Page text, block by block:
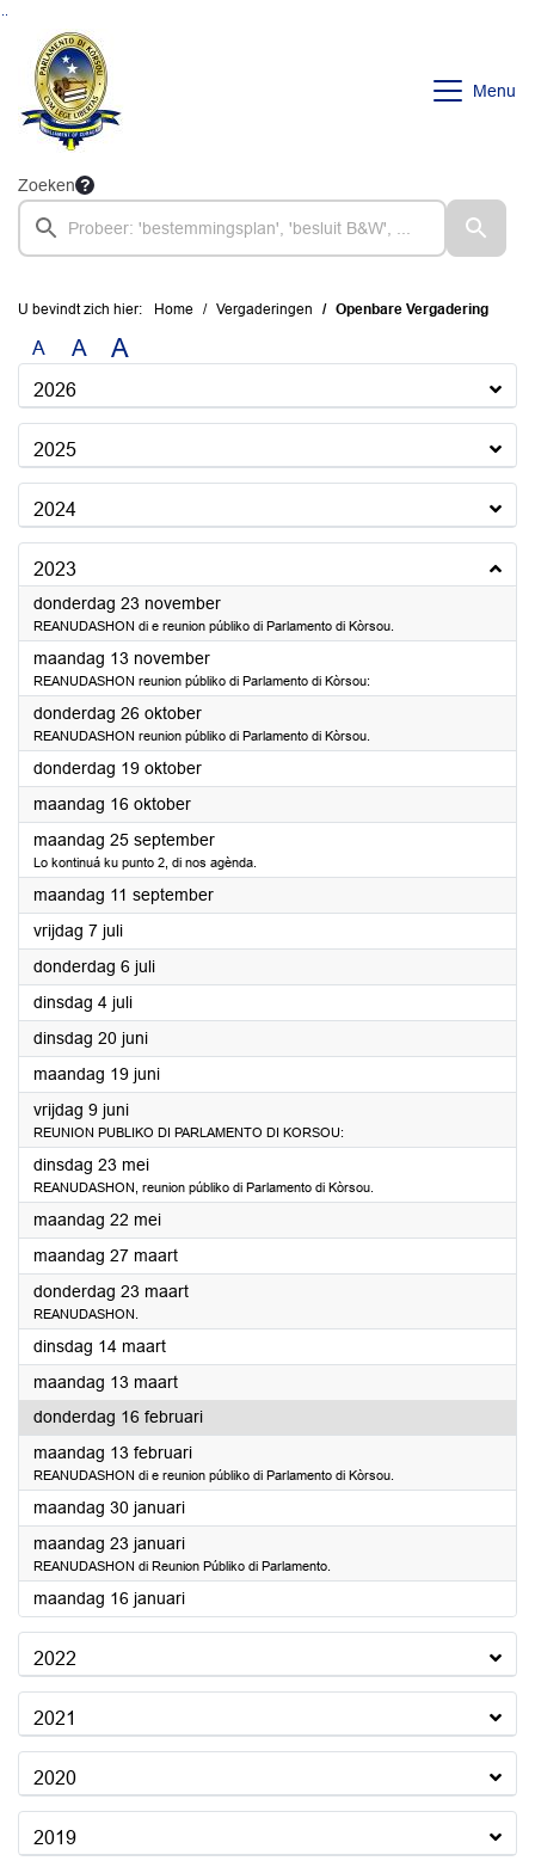
Ga naar de inhoud van deze pagina
Ga naar het zoeken
Ga naar het menu
Menu
Zoeken
U bevindt zich hier: Home Vergaderingen Openbare Vergadering
A A A
2026
2025
2024
2023
donderdag 23 november2023
REANUDASHON di e reunion públiko di Parlamento di Kòrsou.
maandag 13 november2023
REANUDASHON reunion públiko di Parlamento di Kòrsou:
donderdag 26 oktober2023
REANUDASHON reunion públiko di Parlamento di Kòrsou.
donderdag 19 oktober2023
maandag 16 oktober2023
maandag 25 september2023
Lo kontinuá ku punto 2, di nos agènda.
maandag 11 september2023
vrijdag 7 juli2023
donderdag 6 juli2023
dinsdag 4 juli2023
dinsdag 20 juni2023
maandag 19 juni2023
vrijdag 9 juni2023
REUNION PUBLIKO DI PARLAMENTO DI KORSOU:
dinsdag 23 mei2023
REANUDASHON, reunion públiko di Parlamento di Kòrsou.
maandag 22 mei2023
maandag 27 maart2023
donderdag 23 maart2023
REANUDASHON.
dinsdag 14 maart2023
maandag 13 maart2023
donderdag 16 februari2023
maandag 13 februari2023
REANUDASHON di e reunion públiko di Parlamento di Kòrsou.
maandag 30 januari2023
maandag 23 januari2023
REANUDASHON di Reunion Públiko di Parlamento.
maandag 16 januari2023
2022
2021
2020
2019